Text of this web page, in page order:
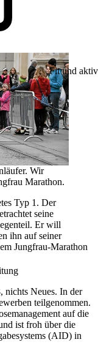
Fit und aktiv
Wir
Marathon.
Typ 1. Der
seine
Er will
ihn auf seiner
Jungfrau-Marathon
nichts Neues. In der
teilgenommen.
auf die
ist froh über die
(AID) in